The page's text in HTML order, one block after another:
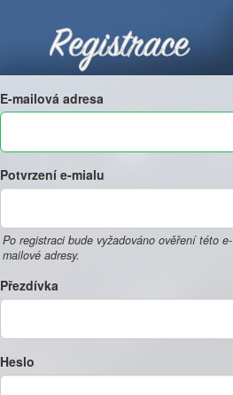
Registrace
E-mailová adresa
Potvrzení e-mialu
Po registraci bude vyžadováno ověření této e-
mailové adresy.
Přezdívka
Heslo